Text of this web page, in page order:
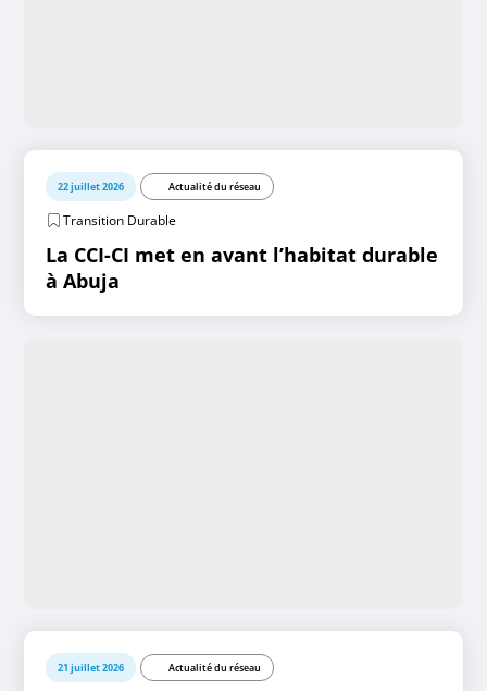
22 juillet 2026 Actualité du réseau
Transition Durable
La CCI-CI met en avant l’habitat durable
à Abuja
21 juillet 2026 Actualité du réseau